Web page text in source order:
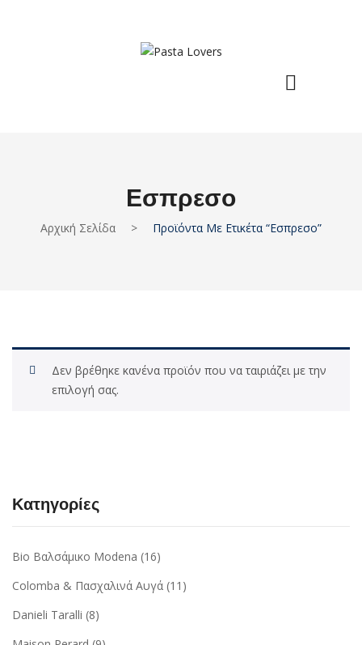
Εσπρεσο
Αρχική Σελίδα > Προϊόντα Με Ετικέτα “εσπρεσο”
Δεν βρέθηκε κανένα προϊόν που να ταιριάζει με την
επιλογή σας.
Κατηγορίες
Bio Βαλσάμικο Modena (16)
Colomba & Πασχαλινά Αυγά (11)
Danieli Taralli (8)